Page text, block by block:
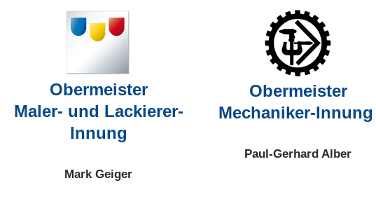
Obermeister
Maler- und Lackierer-
Innung
Mark Geiger
Obermeister
Mechaniker-Innung
Paul-Gerhard Alber